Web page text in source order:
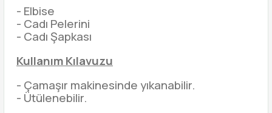
- Elbise
- Cadı Pelerini
- Cadı Şapkası
Kullanım Kılavuzu
- Çamaşır makinesinde yıkanabilir.
- Ütülenebilir.